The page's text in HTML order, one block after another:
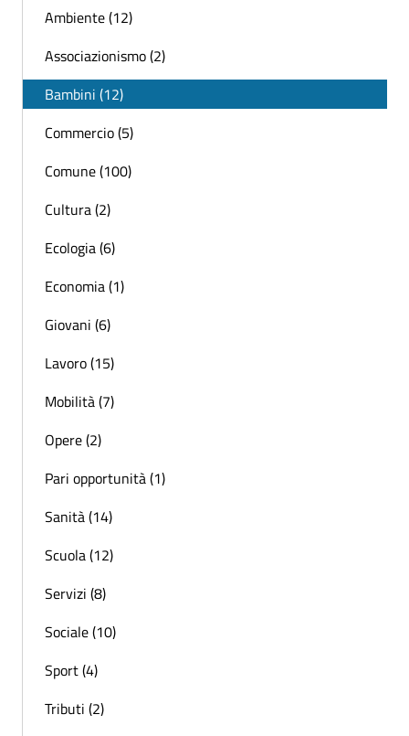
Ambiente (12)
Associazionismo (2)
Bambini (12)
Commercio (5)
Comune (100)
Cultura (2)
Ecologia (6)
Economia (1)
Giovani (6)
Lavoro (15)
Mobilità (7)
Opere (2)
Pari opportunità (1)
Sanità (14)
Scuola (12)
Servizi (8)
Sociale (10)
Sport (4)
Tributi (2)